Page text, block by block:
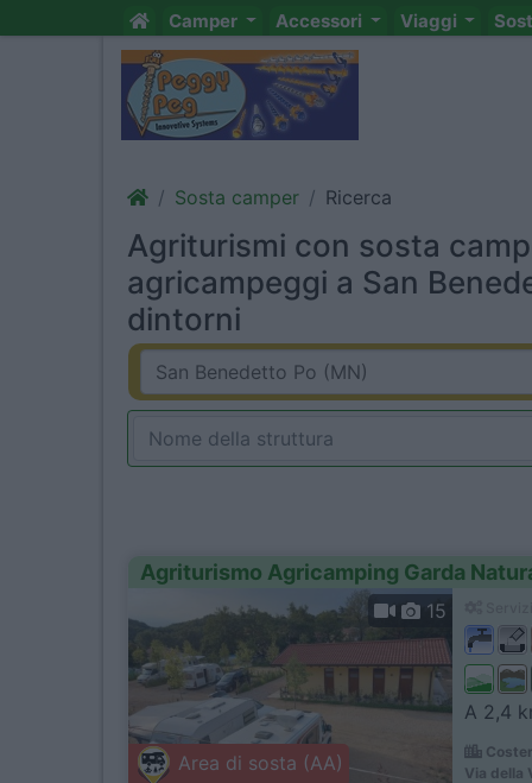
Camper Accessori Viaggi
Sosta camper Ricerca
Agriturismi con sosta
agricampeggi a San
dintorni
Agriturismo Agricamping Garda
Area di sosta (AA)
15
A 2,4
Via della